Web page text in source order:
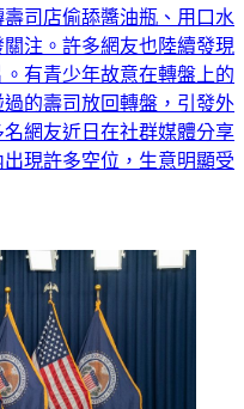
司店偷舔醬油瓶、用口水
注。許多網友也陸續發現
有青少年故意在轉盤上的
的壽司放回轉盤，引發外
網友近日在社群媒體分享
現許多空位，生意明顯受